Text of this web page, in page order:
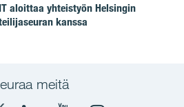
aloittaa yhteistyön Helsingin
kanssa
meitä